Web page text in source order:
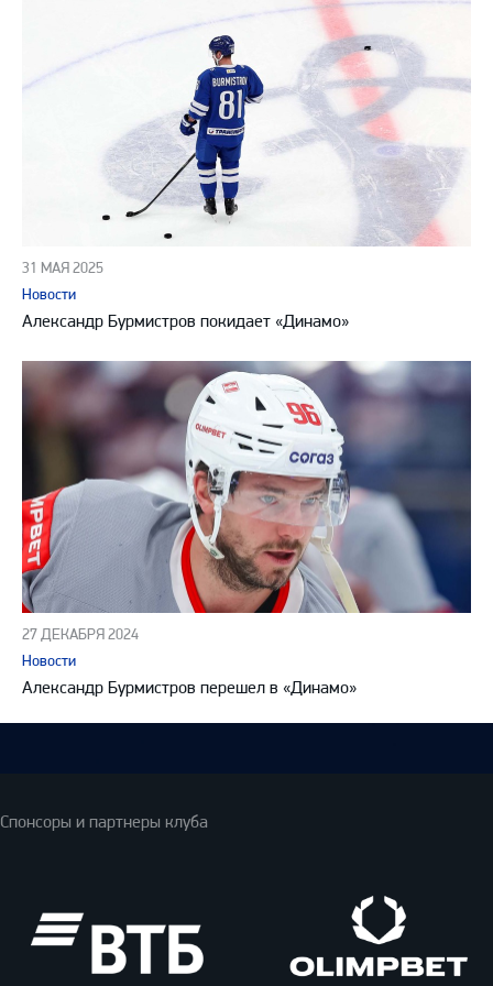
31 МАЯ 2025
Новости
Александр Бурмистров покидает «Динамо»
27 ДЕКАБРЯ 2024
Новости
Александр Бурмистров перешел в «Динамо»
Спонсоры и партнеры клуба